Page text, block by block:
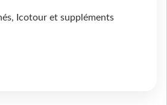
Icotour et suppléments